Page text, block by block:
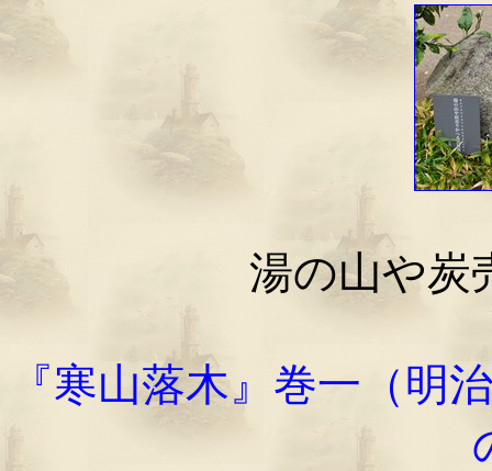
湯の山や炭
『寒山落木』巻一（